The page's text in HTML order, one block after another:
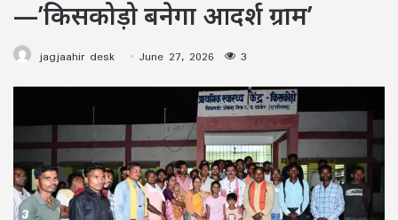
—’किसकोड़ो बनेगा आदर्श ग्राम’
jagjaahir desk June 27, 2026 3